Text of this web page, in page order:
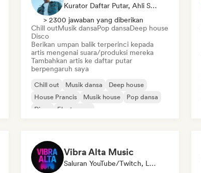
Kurator Daftar Putar, Ahli Suara
> 2300 jawaban yang diberikan
Chill outMusik dansaPop dansaDeep house
Disco
Berikan umpan balik terperinci kepada
artis mengenai suara/produksi mereka
Tambahkan artis ke daftar putar
berpengaruh saya
Chill out Musik dansa
Deep house
House Prancis
Musik house
Pop dansa
Disco
Electropop
Vibra Alta Music
Saluran YouTube/Twitch, Label, Media/Jurnalis, Penerbit, Ahli Suara